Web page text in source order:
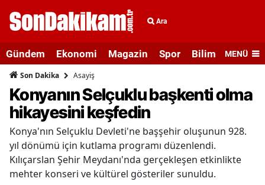
Ara
Gündem Ekonomi Magazin Spor Bilim veMENÜ
Son Dakika Asayiş
Konyanın Selçuklu başkenti olma
hikayesini keşfedin
Konya'nın Selçuklu Devleti'ne başşehir oluşunun 928.
yıl dönümü için kutlama programı düzenlendi.
Kılıçarslan Şehir Meydanı'nda gerçekleşen etkinlikte
mehter konseri ve kültürel gösteriler sunuldu.